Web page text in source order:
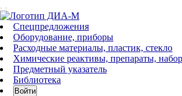
Спецпредложения
Оборудование, приборы
Расходные материалы, пластик, стекло
Химические реактивы, препараты,
Предметный указатель
Библиотека
Войти